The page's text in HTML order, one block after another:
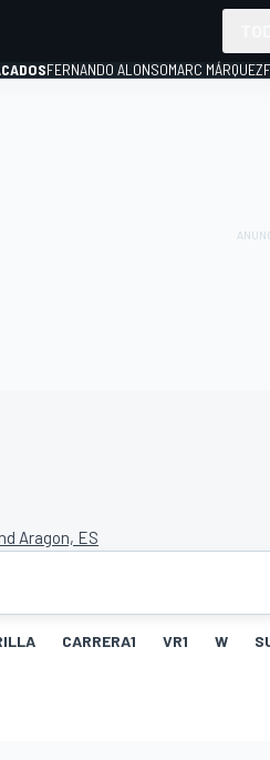
FERNANDO ALONSOMARC MÁRQUEZ
Aragon, ES
CARRERA1 VR1 W